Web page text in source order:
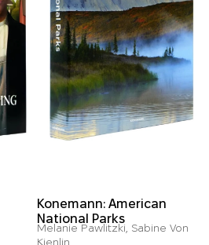
Konemann: American
National Parks
Melanie Pawlitzki, Sabine Von
Kienlin